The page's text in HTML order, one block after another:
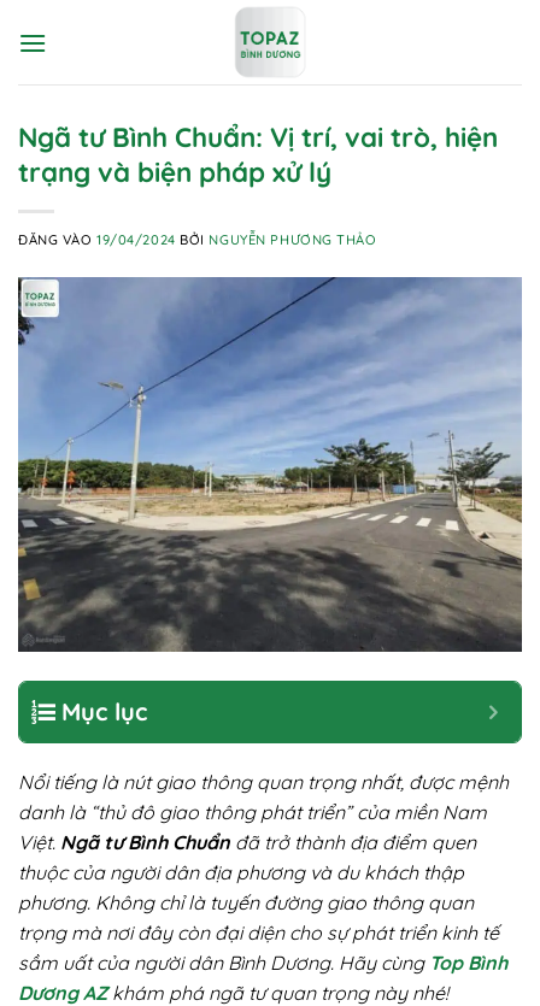
qua
Ngã tư Bình Chuẩn: Vị trí, vai trò, hiện
trạng và biện pháp xử lý
ĐĂNG VÀO19/04/2024 BỞI NGUYỄN PHƯƠNG THẢO
Mục lục
Nổi tiếng là nút giao thông quan trọng nhất, được mệnh
danh là “thủ đô giao thông phát triển” của miền Nam
Việt. Ngã tư Bình Chuẩn đã trở thành địa điểm quen
thuộc của người dân địa phương và du khách thập
phương. Không chỉ là tuyến đường giao thông quan
trọng mà nơi đây còn đại diện cho sự phát triển kinh tế
sầm uất của người dân Bình Dương. Hãy cùngTop Bình
Dương AZ khám phá ngã tư quan trọng này nhé!